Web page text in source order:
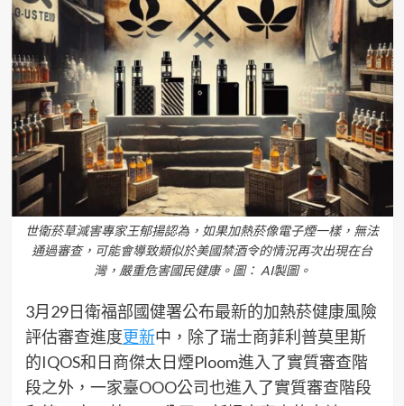
世衛菸草減害專家王郁揚認為，如果加熱菸像電子煙一樣，無法
通過審查，可能會導致類似於美國禁酒令的情況再次出現在台
灣，嚴重危害國民健康。圖： AI製圖。
3月29日衛福部國健署公布最新的加熱菸健康風險
評估審查進度更新中，除了瑞士商菲利普莫里斯
的IQOS和日商傑太日煙Ploom進入了實質審查階
段之外，一家臺OOO公司也進入了實質審查階段